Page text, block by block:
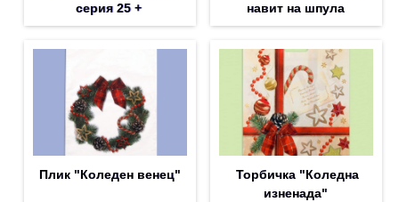
серия 25 +
навит на шпула
Плик "Коледен венец"
Торбичка "Коледна
изненада"